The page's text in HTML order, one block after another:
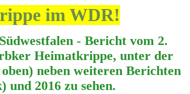
im WDR!
- Bericht vom 2.
Heimatkrippe, unter der
neben weiteren Berichten
und 2016 zu sehen.